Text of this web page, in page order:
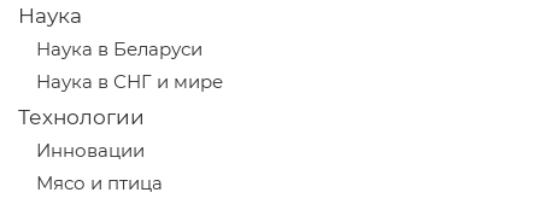
Наука
Наука в Беларуси
Наука в СНГ и мире
Технологии
Инновации
Мясо и птица